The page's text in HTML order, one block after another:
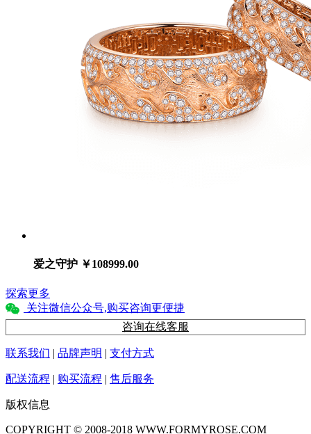
爱之守护 ￥108999.00
探索更多
关注微信公众号,购买咨询更便捷
咨询在线客服
联系我们 | 品牌声明 | 支付方式
配送流程 | 购买流程 | 售后服务
版权信息
COPYRIGHT © 2008-2018 WWW.FORMYROSE.COM